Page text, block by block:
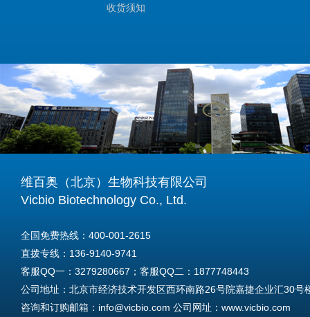
收货须知
维百奥（北京）生物科技有限公司
Vicbio Biotechnology Co., Ltd.
全国免费热线：400-001-2615
直拨专线：136-9140-9741
客服QQ一：3279280667；客服QQ二：1877748443
公司地址：北京市经济技术开发区西环南路26号院嘉捷企业汇30号
咨询和订购邮箱：info@vicbio.com 公司网址：www.vicbio.com